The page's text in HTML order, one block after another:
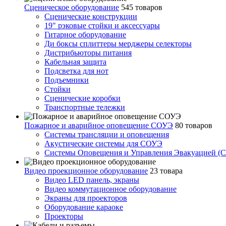
Сценическое оборудование 545 товаров
Сценические конструкции
19" рэковые стойки и аксесcуары
Гитарное оборудование
Ди боксы сплиттеры мерджеры селекторы
Дистрибьюторы питания
Кабельная защита
Подсветка для нот
Подъемники
Стойки
Сценические коробки
Транспортные тележки
Пожарное и аварийное оповещение СОУЭ 80 товаров
Cистемы трансляции и оповещения
Акустические системы для СОУЭ
Системы Оповещения и Управления Эвакуацией
Видео проекционное оборудование 23 товара
Видео LED панель, экраны
Видео коммутационное оборудование
Экраны для проекторов
Оборудование караоке
Проекторы